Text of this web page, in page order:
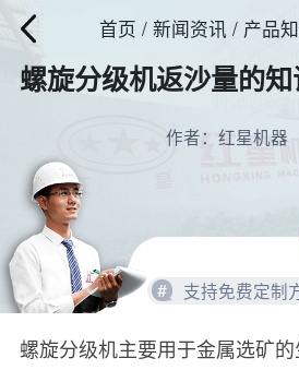
首页 / 新闻资讯 / 产品
螺旋分级机返沙量的
作者：红星机器
# 支持免费定制
螺旋分级机主要用于金属选矿